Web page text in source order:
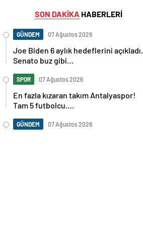
SON DAKİKA HABERLERİ
GÜNDEM 07 Ağustos 2026
Joe Biden 6 aylık hedeflerini açıkladı.
Senato buz gibi…
SPOR 07 Ağustos 2026
En fazla kızaran takım Antalyaspor!
Tam 5 futbolcu….
GÜNDEM 07 Ağustos 2026